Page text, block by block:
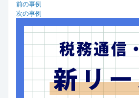
前の事例
次の事例